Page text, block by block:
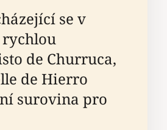
se v
rychlou
de Churruca,
de Hierro
surovina pro